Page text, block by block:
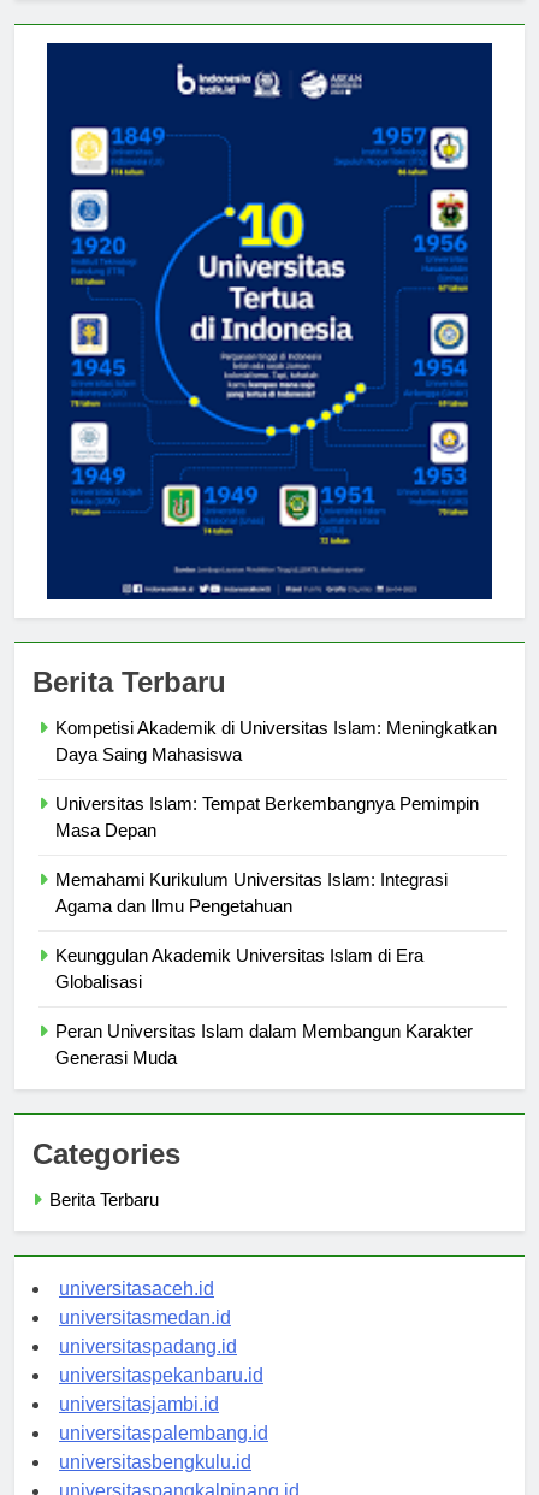
Kompetisi Akademik di Universitas Islam: Meningkatkan
Universitas Islam: Tempat Berkembangnya Pemimpin
Memahami Kurikulum Universitas Islam: Integrasi
Keunggulan Akademik Universitas Islam di Era
Peran Universitas Islam dalam Membangun Karakter
Categories
universitasaceh.id
universitasmedan.id
universitaspadang.id
universitaspekanbaru.id
universitasjambi.id
universitaspalembang.id
universitasbengkulu.id